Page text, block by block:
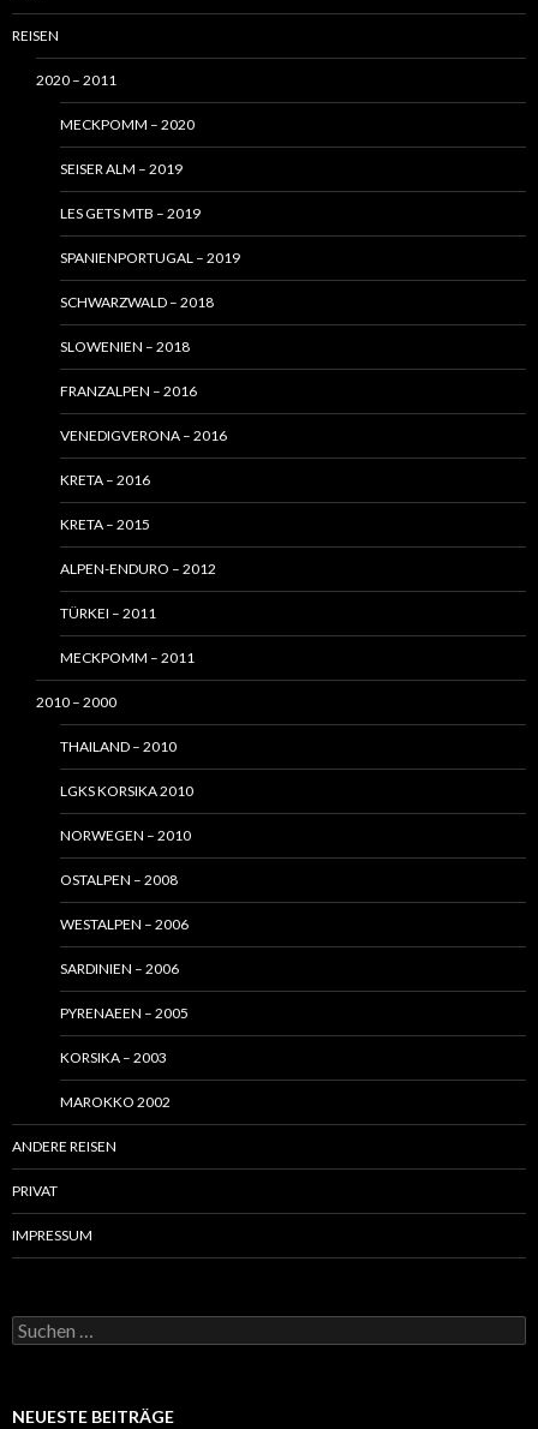
REISEN
2020 – 2011
MECKPOMM – 2020
SEISER ALM – 2019
LES GETS MTB – 2019
SPANIENPORTUGAL – 2019
SCHWARZWALD – 2018
SLOWENIEN – 2018
FRANZALPEN – 2016
VENEDIGVERONA – 2016
KRETA – 2016
KRETA – 2015
ALPEN-ENDURO – 2012
TÜRKEI – 2011
MECKPOMM – 2011
2010 – 2000
THAILAND – 2010
LGKS KORSIKA 2010
NORWEGEN – 2010
OSTALPEN – 2008
WESTALPEN – 2006
SARDINIEN – 2006
PYRENAEEN – 2005
KORSIKA – 2003
MAROKKO 2002
ANDERE REISEN
PRIVAT
IMPRESSUM
Suchen
nach:
NEUESTE BEITRÄGE